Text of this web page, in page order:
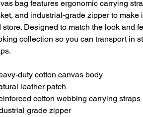
bag features ergonomic carrying
and industrial-grade zipper to make
store. Designed to match the look and
collection so you can transport in
duty cotton canvas body
leather patch
cotton webbing carrying straps
grade zipper